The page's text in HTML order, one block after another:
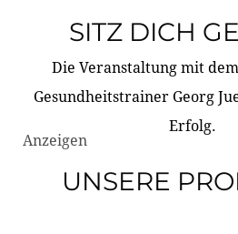
SITZ DICH
Die Veranstaltung mit
Gesundheitstrainer Georg
Erfolg.
Anzeigen
UNSERE